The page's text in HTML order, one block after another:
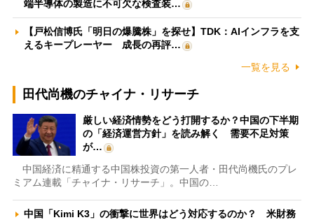
端半導体の製造に不可欠な検査装…
【戸松信博氏「明日の爆騰株」を探せ】TDK：AIインフラを支
えるキープレーヤー 成長の再評…
一覧を見る
田代尚機のチャイナ・リサーチ
厳しい経済情勢をどう打開するか？中国の下半期
の「経済運営方針」を読み解く 需要不足対策
が…
中国経済に精通する中国株投資の第一人者・田代尚機氏のプレ
ミアム連載「チャイナ・リサーチ」。中国の…
中国「Kimi K3」の衝撃に世界はどう対応するのか？ 米財務